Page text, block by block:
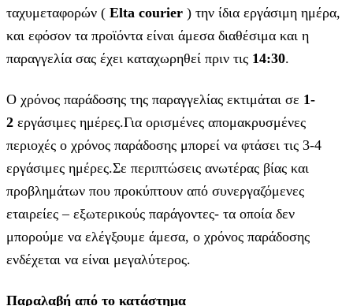
ταχυμεταφορών ( Elta courier ) την ίδια εργάσιμη ημέρα,
και εφόσον τα προϊόντα είναι άμεσα διαθέσιμα και η
παραγγελία σας έχει καταχωρηθεί πριν τις 14:30.
Ο χρόνος παράδοσης της παραγγελίας εκτιμάται σε 1-
2 εργάσιμες ημέρες.Για ορισμένες απομακρυσμένες
περιοχές ο χρόνος παράδοσης μπορεί να φτάσει τις 3-4
εργάσιμες ημέρες.Σε περιπτώσεις ανωτέρας βίας και
προβλημάτων που προκύπτουν από συνεργαζόμενες
εταιρείες – εξωτερικούς παράγοντες- τα οποία δεν
μπορούμε να ελέγξουμε άμεσα, ο χρόνος παράδοσης
ενδέχεται να είναι μεγαλύτερος.
Παραλαβή από το κατάστημα